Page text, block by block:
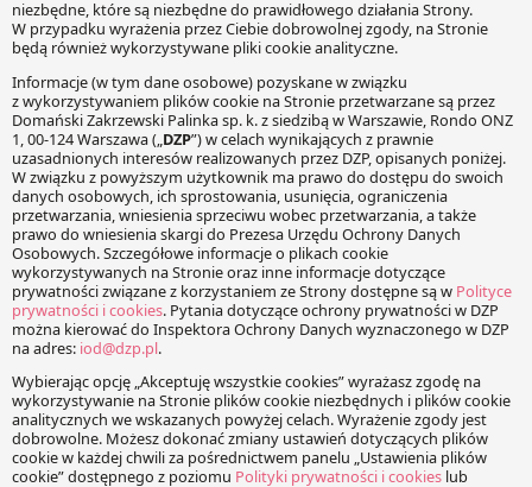
dodatkowych informacji,
takich jak określenie nazwy
KOMENTARZE
Twój adres e-mail nie zostanie opublikowany. Wymagane
pola są oznaczone*
Wiadomość